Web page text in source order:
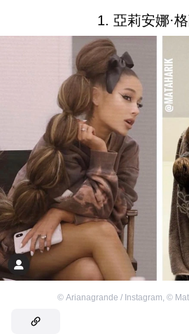
1. 亞莉安娜·
© Arianagrande / Instagram ©